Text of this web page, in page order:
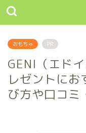
おもちゃ PR
GENI（エド
レゼントに
び方や口コミ